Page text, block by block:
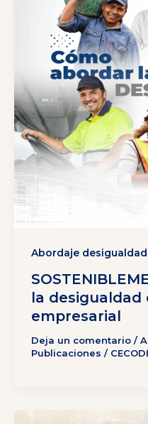
Abordaje desigualdad
la desigualdad
empresarial
Deja un comentario /
Publicaciones /